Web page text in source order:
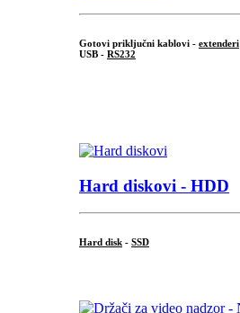
Gotovi priključni kablovi - extenderi
USB - RS232
Hard diskovi - HDD
Hard disk - SSD